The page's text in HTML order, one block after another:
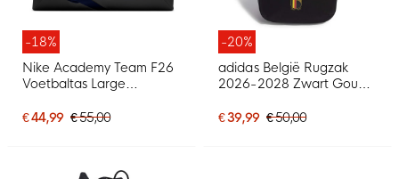
-18%
Nike Academy Team F26
Voetbaltas Large
Donkerblauw Zwart
€ 44,99 € 55,00
-20%
adidas België Rugzak
2026-2028 Zwart Goud
€ 39,99 € 50,00